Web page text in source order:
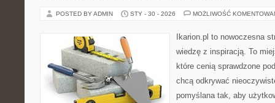
POSTED BY ADMIN STY - 30 - 2026 MOŻLIWOŚĆ
Ikarion.pl to nowoczesna
wiedzę z inspiracją. To
które cenią sprawdzone
chcą odkrywać
pomyślana tak, aby